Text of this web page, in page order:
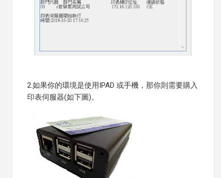
2.如果你的環境是使用IPAD 或手機，那你則需要購入
印表伺服器(如下圖)。